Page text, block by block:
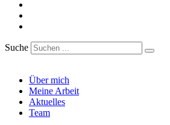
Suche
Über mich
Meine Arbeit
Aktuelles
Team